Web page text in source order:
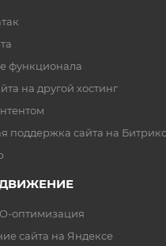
функционала
на другой хостинг
поддержка сайта на Битрикс
оптимизация
сайта на Яндексе